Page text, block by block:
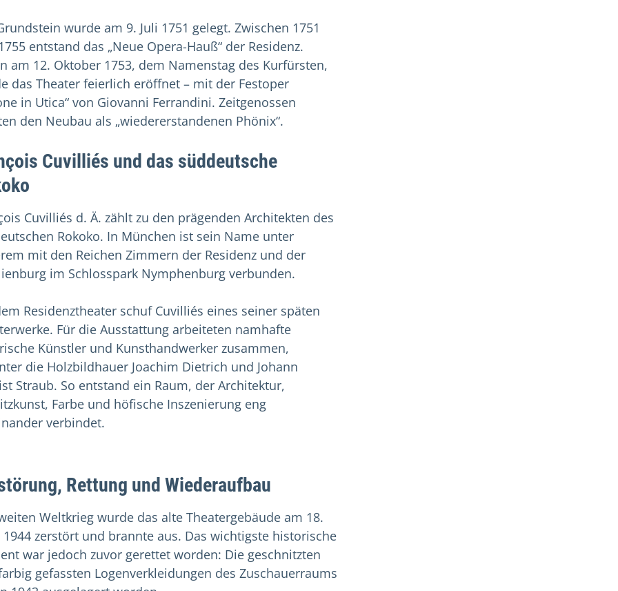
wurde am 9. Juli 1751 gelegt. Zwischen 1751
entstand das „Neue Opera-Hauß“ der Residenz.
am 12. Oktober 1753, dem Namenstag des Kurfürsten,
das Theater feierlich eröffnet – mit der Festoper
in Utica“ von Giovanni Ferrandini. Zeitgenossen
den Neubau als „wiedererstandenen Phönix“.
Cuvilliés und das süddeutsche
Cuvilliés d. Ä. zählt zu den prägenden Architekten des
Rokoko. In München ist sein Name unter
mit den Reichen Zimmern der Residenz und der
im Schlosspark Nymphenburg verbunden.
Residenztheater schuf Cuvilliés eines seiner späten
Für die Ausstattung arbeiteten namhafte
Künstler und Kunsthandwerker zusammen,
die Holzbildhauer Joachim Dietrich und Johann
Straub. So entstand ein Raum, der Architektur,
Farbe und höfische Inszenierung eng
verbindet.
Rettung und Wiederaufbau
Weltkrieg wurde das alte Theatergebäude am 18.
1944 zerstört und brannte aus. Das wichtigste historische
war jedoch zuvor gerettet worden: Die geschnitzten
gefassten Logenverkleidungen des Zuschauerraums